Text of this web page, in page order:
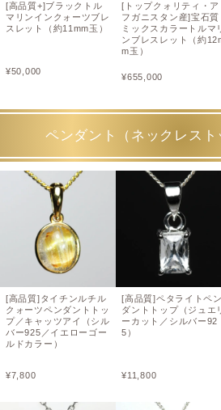
[高品質+]ブラックトル
マリンインクォーツブレ
スレット（約11mm玉）
¥50,000
[トップクォリティ・ア
フガニスタン産]宝石質
ミックスカラートルマ
ンブレスレット（約
m玉）
¥655,000
ペンダント（ネックレスト
[高品質]タイチンルチル
クォーツペンダントトッ
プ／キャッツアイ（シル
バー925／イエローゴー
ルドカラー）
¥7,800
[高品質]ペタライトペン
ダントトップ（ジュエ
ーカット／シルバー92
5）
¥11,800